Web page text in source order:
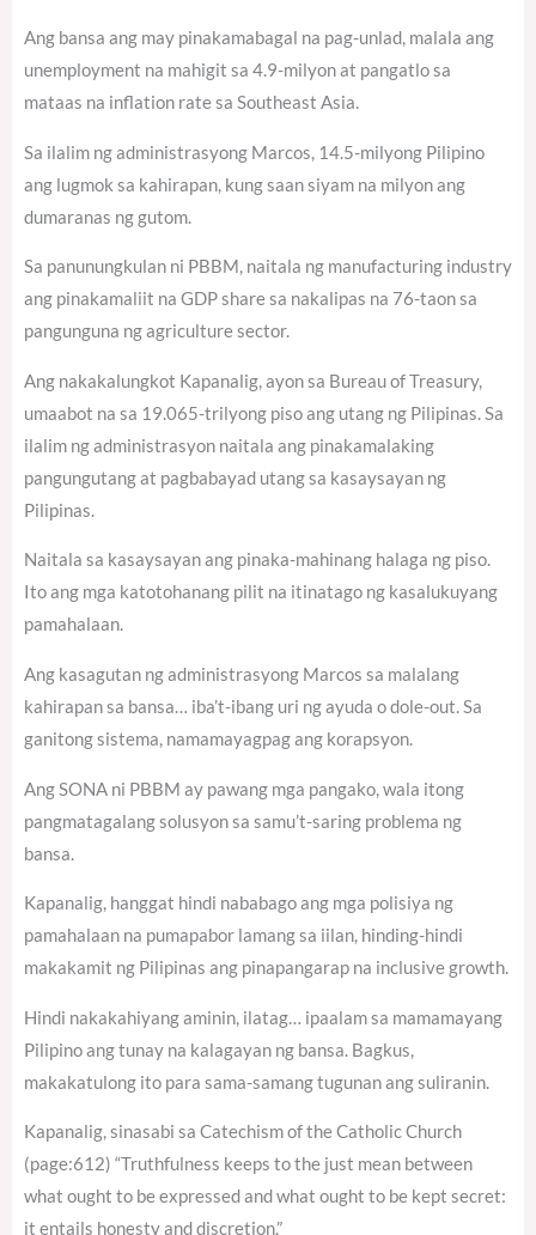
Ang bansa ang may pinakamabagal na pag-unlad, malala ang
unemployment na mahigit sa 4.9-milyon at pangatlo sa
mataas na inflation rate sa Southeast Asia.
Sa ilalim ng administrasyong Marcos, 14.5-milyong Pilipino
ang lugmok sa kahirapan, kung saan siyam na milyon ang
dumaranas ng gutom.
Sa panunungkulan ni PBBM, naitala ng manufacturing industry
ang pinakamaliit na GDP share sa nakalipas na 76-taon sa
pangunguna ng agriculture sector.
Ang nakakalungkot Kapanalig, ayon sa Bureau of Treasury,
umaabot na sa 19.065-trilyong piso ang utang ng Pilipinas. Sa
ilalim ng administrasyon naitala ang pinakamalaking
pangungutang at pagbabayad utang sa kasaysayan ng
Pilipinas.
Naitala sa kasaysayan ang pinaka-mahinang halaga ng piso.
Ito ang mga katotohanang pilit na itinatago ng kasalukuyang
pamahalaan.
Ang kasagutan ng administrasyong Marcos sa malalang
kahirapan sa bansa… iba’t-ibang uri ng ayuda o dole-out. Sa
ganitong sistema, namamayagpag ang korapsyon.
Ang SONA ni PBBM ay pawang mga pangako, wala itong
pangmatagalang solusyon sa samu’t-saring problema ng
bansa.
Kapanalig, hanggat hindi nababago ang mga polisiya ng
pamahalaan na pumapabor lamang sa iilan, hinding-hindi
makakamit ng Pilipinas ang pinapangarap na inclusive growth.
Hindi nakakahiyang aminin, ilatag… ipaalam sa mamamayang
Pilipino ang tunay na kalagayan ng bansa. Bagkus,
makakatulong ito para sama-samang tugunan ang suliranin.
Kapanalig, sinasabi sa Catechism of the Catholic Church
(page:612) “Truthfulness keeps to the just mean between
what ought to be expressed and what ought to be kept secret:
it entails honesty and discretion.”